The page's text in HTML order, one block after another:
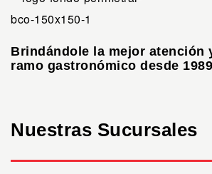
Brindándole la mejor atención
ramo gastronómico desde
Nuestras Sucursales